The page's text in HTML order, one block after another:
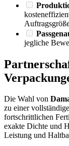
jegliche
Die Wahl von
zu einer
fortschrittlichen
exakte Dichte und
Leistung und